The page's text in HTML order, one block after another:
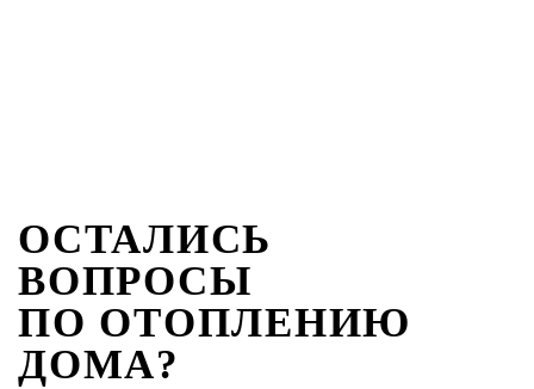
ОСТАЛИСЬ
ВОПРОСЫ
ПО ОТОПЛЕНИЮ
ДОМА?